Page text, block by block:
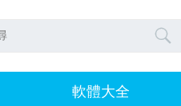

軟體大全